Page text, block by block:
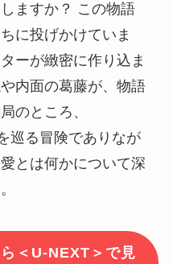
ますか？ この物語
に投げかけていま
ーが緻密に作り込ま
内面の葛藤が、物語
のところ、
巡る冒険でありなが
とは何かについて深
＜U-NEXT＞で見